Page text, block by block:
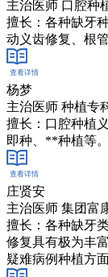
主治医师 口腔种
擅长：各种缺牙
动义齿修复、根
查看详情
杨梦
主治医师 种植专
擅长：口腔种植
即种、**种植等。
查看详情
庄贤安
主治医师 集团富
擅长：各种缺牙
修复具有极为丰
疑难病例种植方